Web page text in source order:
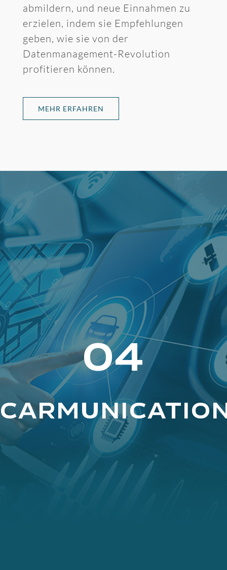
abmildern, und neue Einnahmen zu
erzielen, indem sie Empfehlungen
geben, wie sie von der
Datenmanagement-Revolution
profitieren können.
MEHR ERFAHREN
04